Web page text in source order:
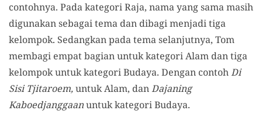
contohnya. Pada kategori Raja, nama yang sama masih
digunakan sebagai tema dan dibagi menjadi tiga
kelompok. Sedangkan pada tema selanjutnya, Tom
membagi empat bagian untuk kategori Alam dan tiga
kelompok untuk kategori Budaya. Dengan contohDi
Sisi Tjitaroem,untuk Alam, danDajaning
Kaboedjanggaanuntuk kategori Budaya.